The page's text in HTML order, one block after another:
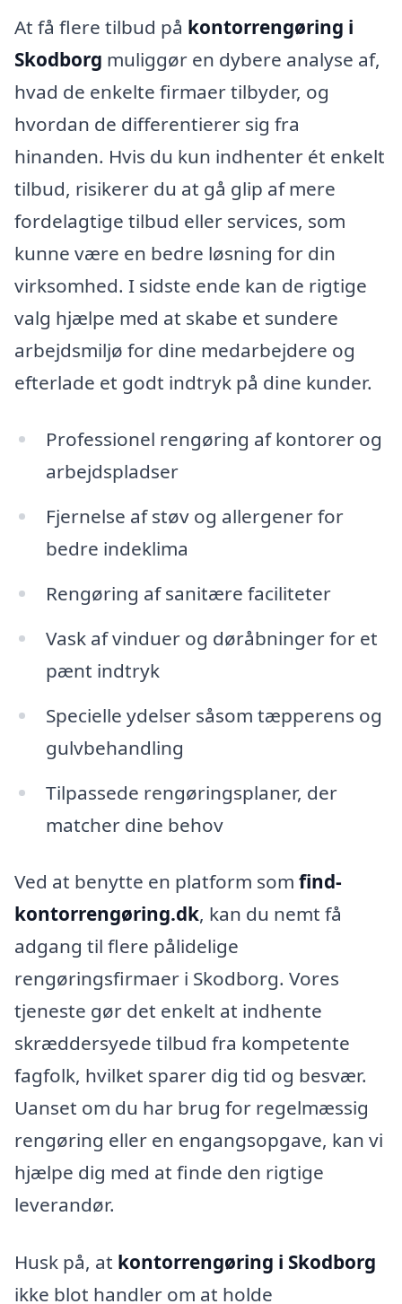
At få flere tilbud på kontorrengøring i
Skodborg muliggør en dybere analyse af,
hvad de enkelte firmaer tilbyder, og
hvordan de differentierer sig fra
hinanden. Hvis du kun indhenter ét enkelt
tilbud, risikerer du at gå glip af mere
fordelagtige tilbud eller services, som
kunne være en bedre løsning for din
virksomhed. I sidste ende kan de rigtige
valg hjælpe med at skabe et sundere
arbejdsmiljø for dine medarbejdere og
efterlade et godt indtryk på dine kunder.
Professionel rengøring af kontorer og
arbejdspladser
Fjernelse af støv og allergener for
bedre indeklima
Rengøring af sanitære faciliteter
Vask af vinduer og døråbninger for et
pænt indtryk
Specielle ydelser såsom tæpperens og
gulvbehandling
Tilpassede rengøringsplaner, der
matcher dine behov
Ved at benytte en platform som find-
kontorrengøring.dk, kan du nemt få
adgang til flere pålidelige
rengøringsfirmaer i Skodborg. Vores
tjeneste gør det enkelt at indhente
skræddersyede tilbud fra kompetente
fagfolk, hvilket sparer dig tid og besvær.
Uanset om du har brug for regelmæssig
rengøring eller en engangsopgave, kan vi
hjælpe dig med at finde den rigtige
leverandør.
Husk på, at kontorrengøring i Skodborg
ikke blot handler om at holde